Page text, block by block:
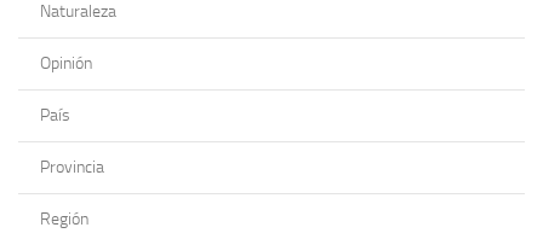
Naturaleza
Opinión
País
Provincia
Región